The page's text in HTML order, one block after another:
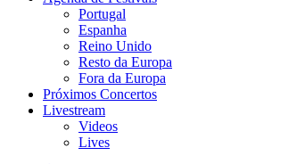
Portugal
Espanha
Reino Unido
Resto da Europa
Fora da Europa
Próximos Concertos
Livestream
Videos
Lives